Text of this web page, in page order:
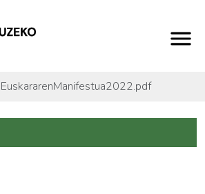
EuskararenManifestua2022.pdf